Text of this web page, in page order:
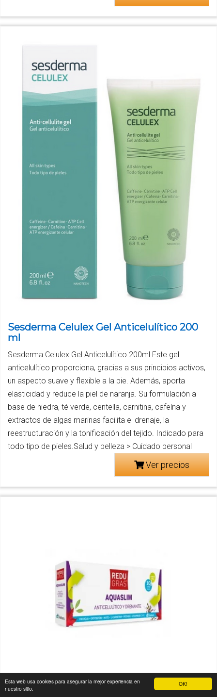
OK!
Esta web usa cookies para asegurar la mejor experiencia en
nuestro sitio.
Sesderma Celulex Gel Anticelulítico 200
ml
Sesderma Celulex Gel Anticelulítico 200ml Este gel
anticelulítico proporciona, gracias a sus principios activos,
un aspecto suave y flexible a la pie. Además, aporta
elasticidad y reduce la piel de naranja. Su formulación a
base de hiedra, té verde, centella, carnitina, cafeína y
extractos de algas marinas facilita el drenaje, la
reestructuración y la tonificación del tejido. Indicado para
todo tipo de pieles.Salud y belleza > Cuidado personal
Ver precios